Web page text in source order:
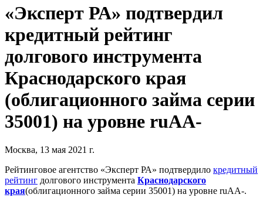
«Эксперт РА» подтвердил
кредитный рейтинг
долгового инструмента
Краснодарского края
(облигационного займа серии
35001) на уровне ruAА-
Москва, 13 мая 2021 г.
Рейтинговое агентство «Эксперт РА» подтвердило кредитный
рейтинг долгового инструмента Краснодарского
края(облигационного займа серии 35001) на уровне ruАА-.